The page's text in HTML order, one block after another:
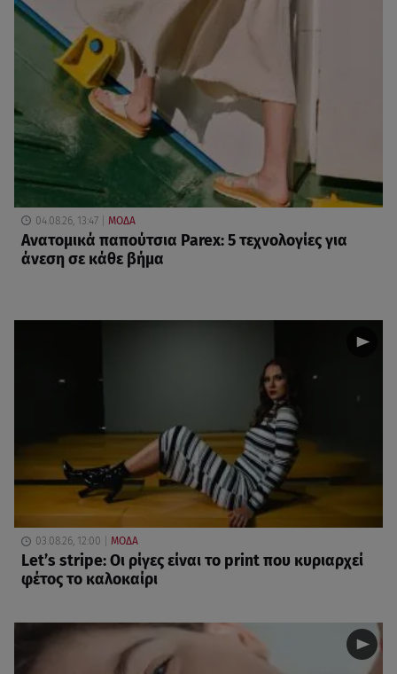
04.08.26, 13:47 ΜΟΔΑ
Ανατομικά παπούτσια Parex: 5 τεχνολογίες για
άνεση σε κάθε βήμα
03.08.26, 12:00 ΜΟΔΑ
Let’s stripe: Οι ρίγες είναι το print που κυριαρχεί
φέτος το καλοκαίρι